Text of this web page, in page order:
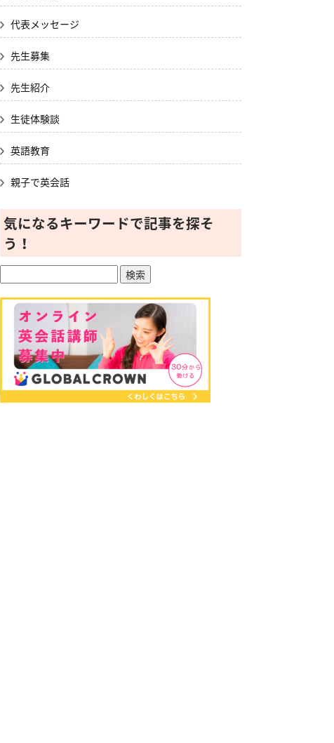
代表メッセージ
先生募集
先生紹介
生徒体験談
英語教育
親子で英会話
気になるキーワードで記事を探そ
う！